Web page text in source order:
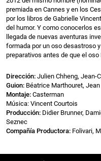
premiada en Cannes y en los
por los libros de Gabrielle
del humor. Y como conocerlos
llegada de nuevas aventuras
formada por un oso desastroso
preparativos antes de que el
Dirección: Julien Chheng, Jean-
Guion: Béatrice Marthouret, Jean
Montaje: Casterman
Música: Vincent Courtois
Producción: Didier Brunner,
Seznec
Compañía Productora: Folivari,